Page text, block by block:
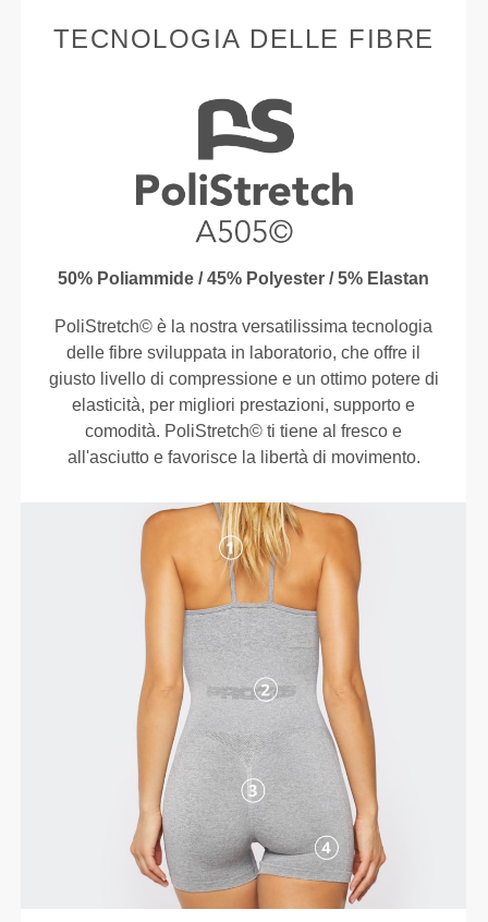
TECNOLOGIA DELLE FIBRE
50% Poliammide / 45% Polyester / 5% Elastan
PoliStretch© è la nostra versatilissima tecnologia
delle fibre sviluppata in laboratorio, che offre il
giusto livello di compressione e un ottimo potere di
elasticità, per migliori prestazioni, supporto e
comodità. PoliStretch© ti tiene al fresco e
all'asciutto e favorisce la libertà di movimento.